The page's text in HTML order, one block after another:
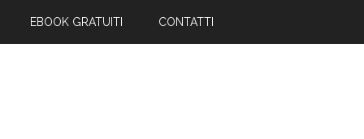
EBOOK GRATUITI CONTATTI